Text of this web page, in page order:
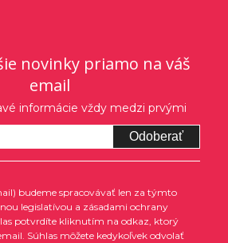
novinky priamo na váš
email
informácie vždy medzi prvými
Odoberať
budeme spracovávať len za týmto
legislatívou a zásadami ochrany
potvrdíte kliknutím na odkaz, ktorý
Súhlas môžete kedykoľvek odvolať